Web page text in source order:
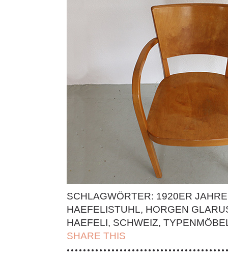
SCHLAGWÖRTER: 1920ER JAHRE
HAEFELISTUHL, HORGEN
HAEFELI, SCHWEIZ,
SHARE THIS